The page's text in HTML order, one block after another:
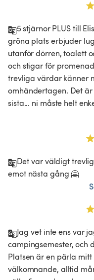
5 stjärnor PLUS till
gröna plats erbjuder
utanför dörren, toalett
och stigar för
trevliga värdar känner
omhändertagen. Det
sista... ni måste helt
Det var väldigt
emot nästa gång 🤗
Jag vet inte ens var
campingsemester, och
Platsen är en pärla
välkomnande, alltid